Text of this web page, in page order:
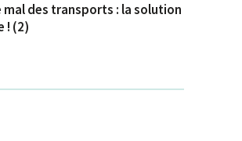
mal des transports : la solution
! (2)